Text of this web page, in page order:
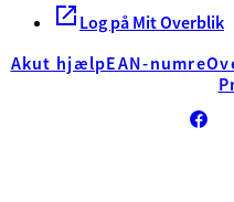
Log på Mit Overblik
Akut hjælpEAN-numre